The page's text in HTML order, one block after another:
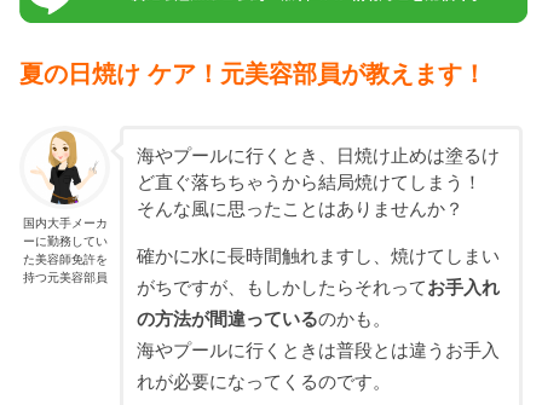
夏の日焼け ケア！元美容部員が教えます！
国内大手メーカ
ーに勤務してい
た美容師免許を
持つ元美容部員
海やプールに行くとき、日焼け止めは塗るけ
ど直ぐ落ちちゃうから結局焼けてしまう！
そんな風に思ったことはありませんか？
確かに水に長時間触れますし、焼けてしまい
がちですが、もしかしたらそれってお手入れ
の方法が間違っているのかも。
海やプールに行くときは普段とは違うお手入
れが必要になってくるのです。